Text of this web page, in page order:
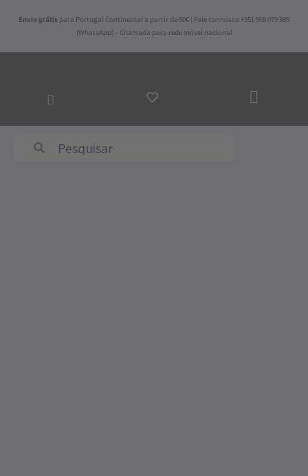
Envio grátis para Portugal Continental a partir de 50€ | Fale connosco +351 968 079 985
(WhatsApp) – Chamada para rede móvel nacional
AO